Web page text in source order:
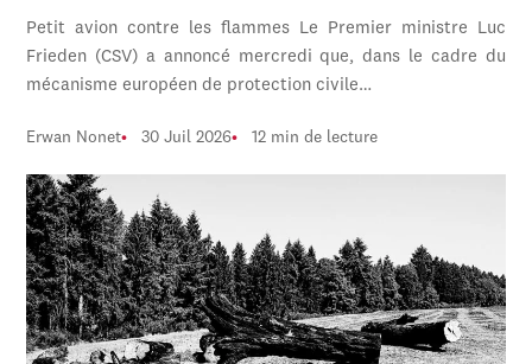
Petit avion contre les flammes Le Premier ministre Luc
Frieden (CSV) a annoncé mercredi que, dans le cadre du
mécanisme européen de protection civile…
Erwan Nonet 30 Juil 2026 12 min de lecture